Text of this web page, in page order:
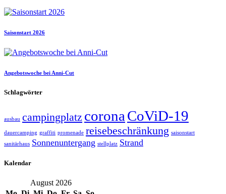
Saisonstart 2026
Angebotswoche bei Anni-Cut
Schlagwörter
ausbau campingplatz corona CoViD-19
dauercamping graffiti promenade reisebeschränkung saisonstart
sanitärhaus Sonnenuntergang stellplatz Strand
Kalendar
August 2026